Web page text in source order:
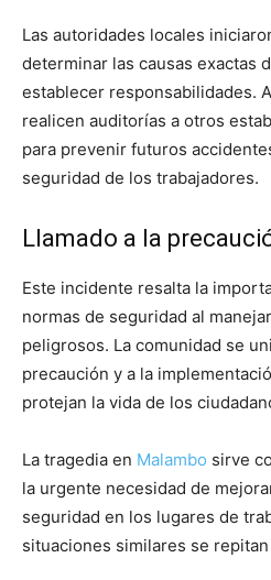
Las autoridades locales
determinar las causas exactas
establecer responsabilidades.
realicen auditorías a otros
para prevenir futuros
seguridad de los trabajadores.
Llamado a la
Este incidente resalta la
normas de seguridad al
peligrosos. La comunidad se
precaución y a la
protejan la vida de los
La tragedia en Malambo sirve
la urgente necesidad de
seguridad en los lugares de
situaciones similares se